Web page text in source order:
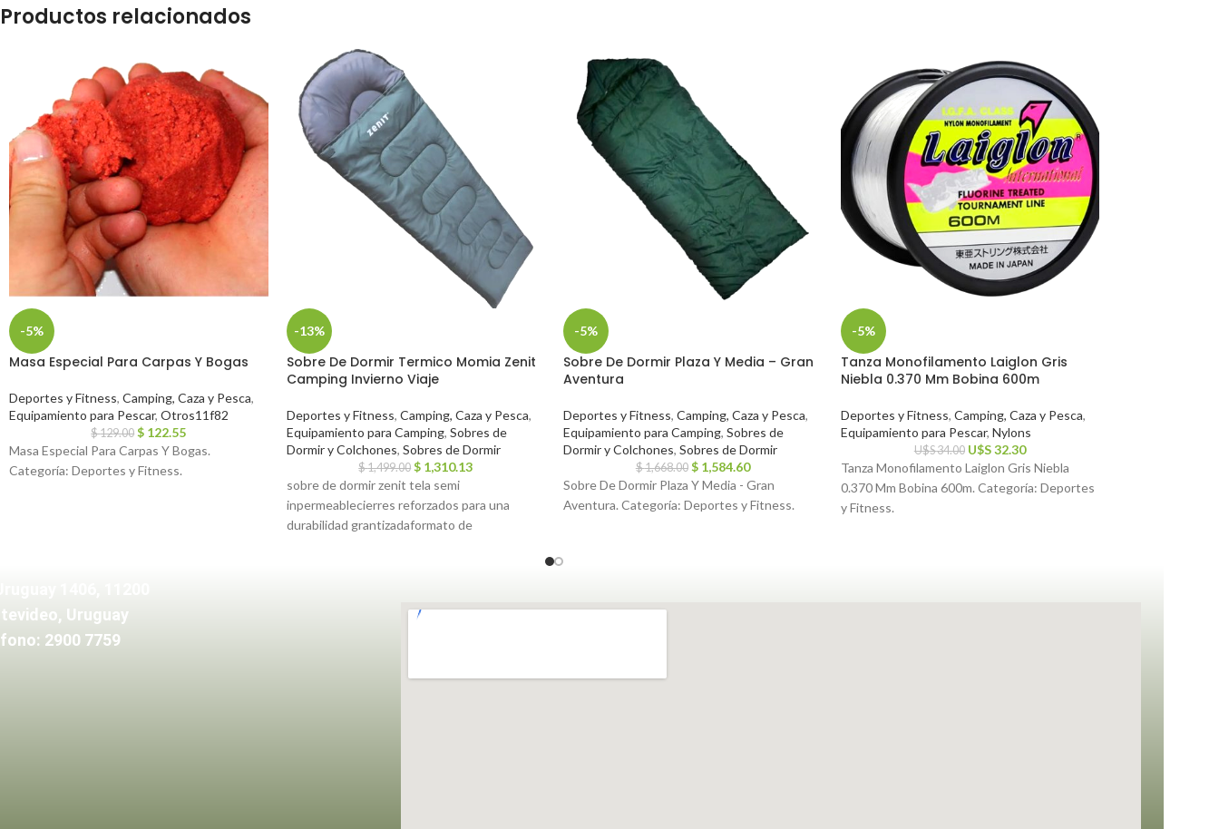
Productos relacionados
-5%
Masa Especial Para Carpas Y Bogas
Deportes y Fitness, Camping, Caza y Pesca,
Equipamiento para Pescar, Otros11f82
$129.00 $ 122.55
Masa Especial Para Carpas Y Bogas.
Categoría: Deportes y Fitness.
-13%
Sobre De Dormir Termico Momia Zenit
Camping Invierno Viaje
Deportes y Fitness, Camping, Caza y Pesca,
Equipamiento para Camping, Sobres de
Dormir y Colchones, Sobres de Dormir
$1,499.00 $ 1,310.13
sobre de dormir zenit tela semi
inpermeablecierres reforzados para una
durabilidad grantizadaformato de
-5%
Sobre De Dormir Plaza Y Media – Gran
Aventura
Deportes y Fitness, Camping, Caza y Pesca,
Equipamiento para Camping, Sobres de
Dormir y Colchones, Sobres de Dormir
$1,668.00 $ 1,584.60
Sobre De Dormir Plaza Y Media - Gran
Aventura. Categoría: Deportes y Fitness.
-5%
Tanza Monofilamento Laiglon Gris
Niebla 0.370 Mm Bobina 600m
Deportes y Fitness, Camping, Caza y Pesca,
Equipamiento para Pescar, Nylons
U$S34.00 U$S32.30
Tanza Monofilamento Laiglon Gris Niebla
0.370 Mm Bobina 600m. Categoría: Deportes
y Fitness.
Uruguay
2900 7759